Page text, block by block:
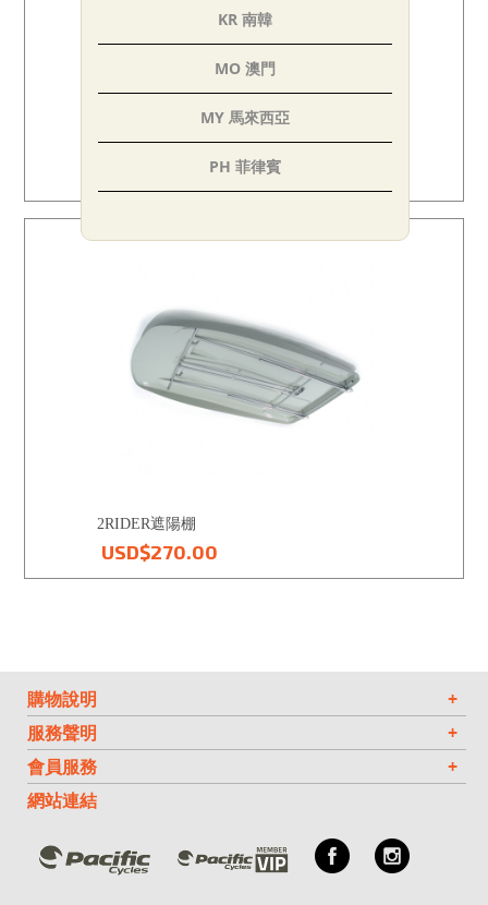
KR 南韓
MO 澳門
MY 馬來西亞
PH 菲律賓
AE 阿聯
IN 印度
TR 土耳其
IL 以色列
2RIDER兒童椅
USD$330.00
2RIDER遮陽棚
USD$270.00
購物說明
+
服務聲明
+
會員服務
+
網站連結